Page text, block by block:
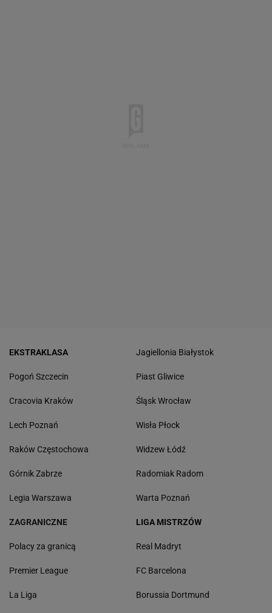
EKSTRAKLASA
Pogoń Szczecin
Cracovia Kraków
Lech Poznań
Raków Częstochowa
Górnik Zabrze
Legia Warszawa
Jagiellonia Białystok
Piast Gliwice
Śląsk Wrocław
Wisła Płock
Widzew Łódź
Radomiak Radom
Warta Poznań
ZAGRANICZNE
Polacy za granicą
Premier League
La Liga
LIGA MISTRZÓW
Real Madryt
FC Barcelona
Borussia Dortmund